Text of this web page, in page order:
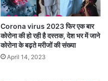
Corona virus 2023 फिर एक बार
कोरोना की हो रही है दस्तक, देश भर में जाने
कोरोना के बढ़ते मरीजों की संख्या
April 14, 2023